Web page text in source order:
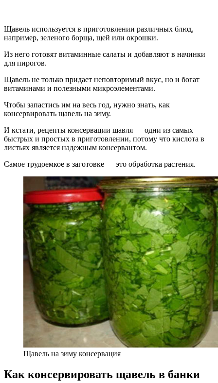
Щавель используется в приготовлении различных блюд,
например, зеленого борща, щей или окрошки.
Из него готовят витаминные салаты и добавляют в начинки
для пирогов.
Щавель не только придает неповторимый вкус, но и богат
витаминами и полезными микроэлементами.
Чтобы запастись им на весь год, нужно знать, как
консервировать щавель на зиму.
И кстати, рецепты консервации щавля — одни из самых
быстрых и простых в приготовлении, потому что кислота в
листьях является надежным консервантом.
Самое трудоемкое в заготовке — это обработка растения.
Щавель на зиму консервация
Как консервировать щавель в банки